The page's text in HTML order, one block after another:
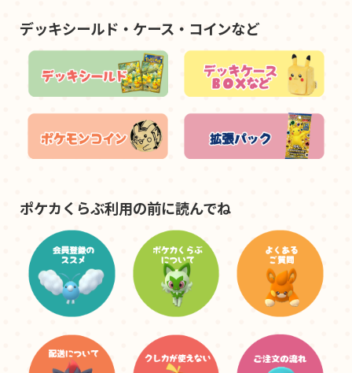
デッキシールド・ケース・コインなど
ポケカくらぶ利用の前に読んでね